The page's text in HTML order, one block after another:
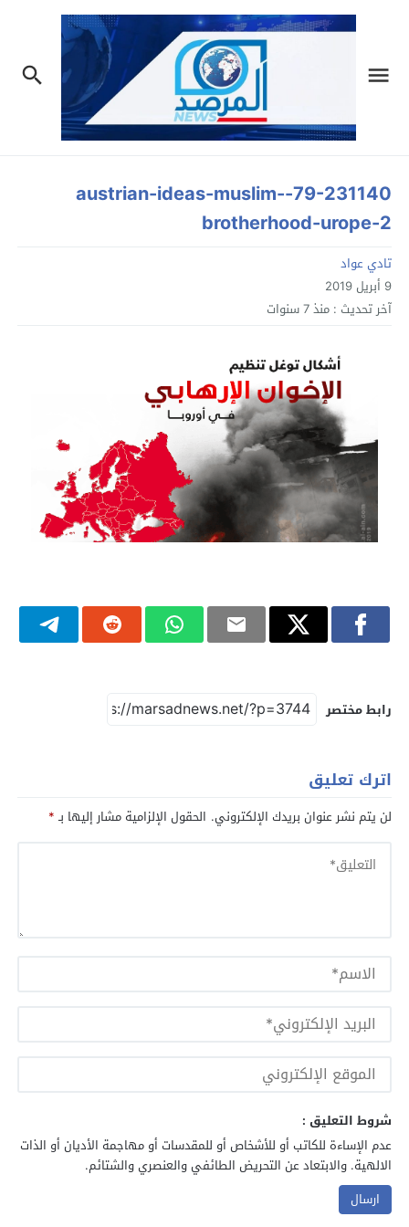
79-231140-austrian-ideas-muslim-
brotherhood-urope-2
تادي عواد
9 أبريل 2019
آخر تحديث : منذ 7 سنوات
رابط مختصر
اترك تعليق
لن يتم نشر عنوان بريدك الإلكتروني. الحقول الإلزامية مشار إليها بـ*
شروط التعليق :
عدم الإساءة للكاتب أو للأشخاص أو للمقدسات أو مهاجمة الأديان أو الذات
الالهية. والابتعاد عن التحريض الطائفي والعنصري والشتائم.